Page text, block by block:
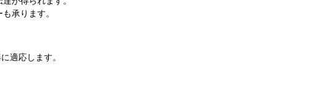
承ります。
適応します。